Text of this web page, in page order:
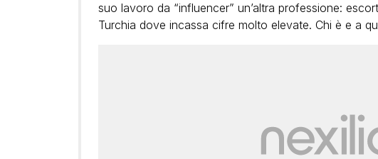
suo lavoro da “influencer” un’altra professione:
Turchia dove incassa cifre molto elevate. Chi è e a